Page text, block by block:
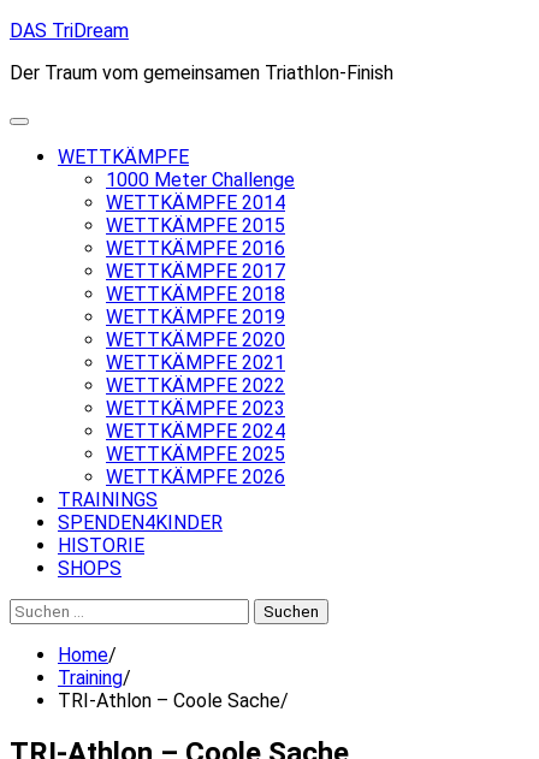
Skip
content
DAS TriDream
Der Traum vom gemeinsamen Triathlon-Finish
WETTKÄMPFE
1000 Meter Challenge
WETTKÄMPFE 2014
WETTKÄMPFE 2015
WETTKÄMPFE 2016
WETTKÄMPFE 2017
WETTKÄMPFE 2018
WETTKÄMPFE 2019
WETTKÄMPFE 2020
WETTKÄMPFE 2021
WETTKÄMPFE 2022
WETTKÄMPFE 2023
WETTKÄMPFE 2024
WETTKÄMPFE 2025
WETTKÄMPFE 2026
TRAININGS
SPENDEN4KINDER
HISTORIE
SHOPS
Suchen
nach:
Home
Training
TRI-Athlon – Coole Sache